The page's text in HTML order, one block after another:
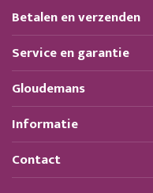
Betalen en verzenden
Service en garantie
Gloudemans
Informatie
Contact